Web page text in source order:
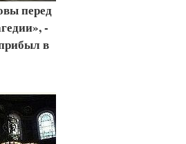
перед
-
в